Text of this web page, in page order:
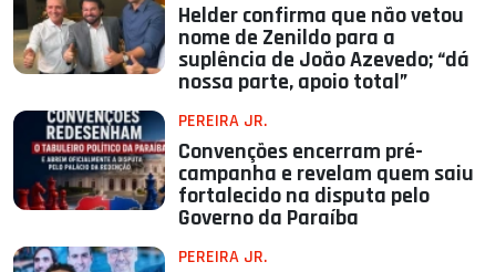
Helder confirma que não vetou
nome de Zenildo para a
suplência de João Azevedo; “dá
nossa parte, apoio total”
PEREIRA JR.
Convenções encerram pré-
campanha e revelam quem saiu
fortalecido na disputa pelo
Governo da Paraíba
PEREIRA JR.